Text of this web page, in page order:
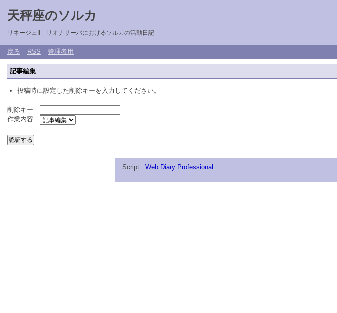
天秤座のソルカ
リネージュII リオナサーバにおけるソルカの活動日記
戻る RSS 管理者用
記事編集
投稿時に設定した削除キーを入力してください。
削除キー
作業内容
Script : Web Diary Professional